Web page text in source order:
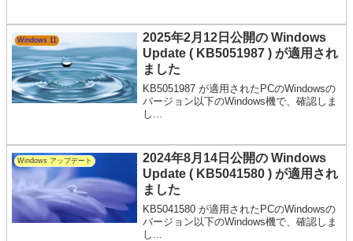
Windows 11
2025年2月12日公開の Windows
Update ( KB5051987 ) が適用され
ました
KB5051987 が適用されたPCのWindowsの
バージョン以下のWindows機で、確認しま
し...
Windows アップデート
2024年8月14日公開の Windows
Update ( KB5041580 ) が適用され
ました
KB5041580 が適用されたPCのWindowsの
バージョン以下のWindows機で、確認しま
し...